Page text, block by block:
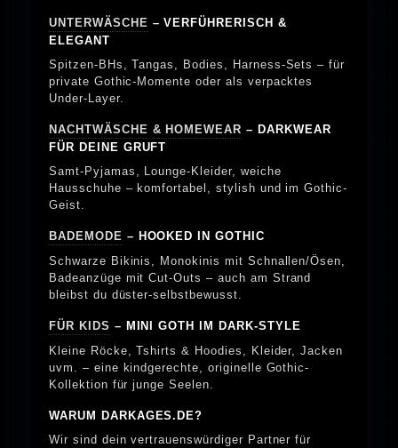
UNTERWÄSCHE – VERFÜHRERISCH &
ELEGANT
Spitzen-BHs, Tangas, Bodies, Harness-Sets – für
private Gothic-Momente oder als verpacktes
Under-Layer.
NACHTWÄSCHE & HOMEWEAR – DARKWEAR
FÜR DEINE GRUFT
Samt-Pyjamas, Lounge-Kleider, weiche
Hausschuhe – komfortabel, stylish und im Gothic-
Geist.
BADEMODE – HOOKED IN GOTHIC
Schwarze Bikinis, Monokinis mit Schnallen/Ösen,
Badeanzüge mit Cut-Outs – auch am Strand
bleibst du düster-selbstbewusst.
FÜR KIDS – MINI GOTH IM DARK-STYLE
Kleine Röcke, Tshirts & Hoodies, Kleider, Jacken
uvm. – eine kindgerechte, originelle Gothic-
Kollektion für junge Seelen.
WARUM DARKAGES.DE?
Wir sind dein vertrauenswürdiger Partner für